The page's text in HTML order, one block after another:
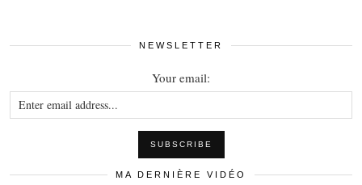
NEWSLETTER
Your email:
MA DERNIÈRE VIDÉO